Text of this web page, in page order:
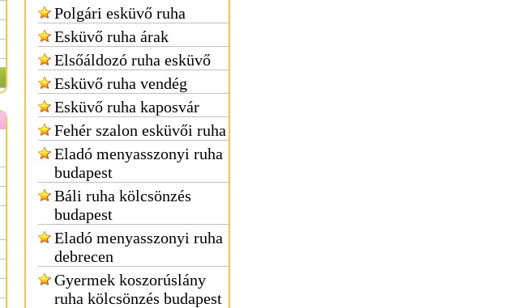
Polgári esküvő ruha
Esküvő ruha árak
Elsőáldozó ruha esküvő
Esküvő ruha vendég
Esküvő ruha kaposvár
Fehér szalon esküvői ruha
Eladó menyasszonyi ruha
budapest
Báli ruha kölcsönzés
budapest
Eladó menyasszonyi ruha
debrecen
Gyermek koszorúslány
ruha kölcsönzés budapest